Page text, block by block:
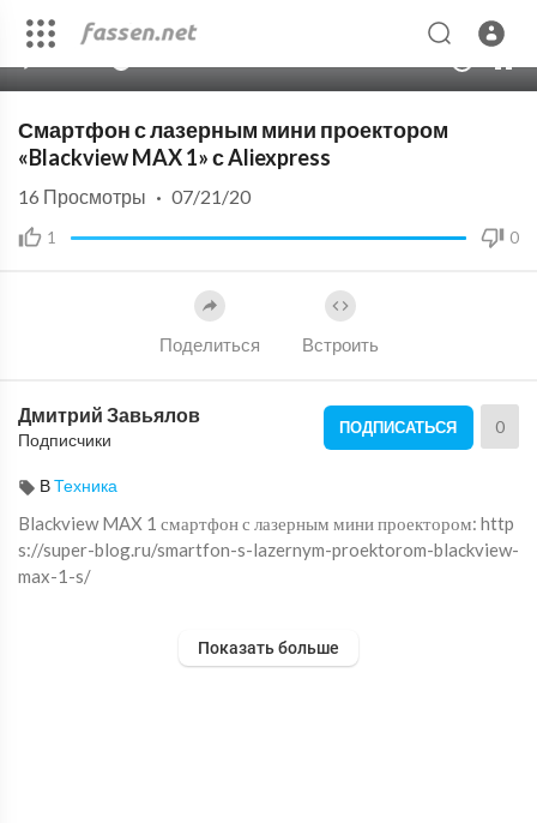
Смартфон с лазерным мини проектором
«Blackview MAX 1» с Aliexpress
1 0
16 Просмотры · 07/21/20
Поделиться Встроить
Дмитрий Завьялов
Подписчики
ПОДПИСАТЬСЯ 0
ВТехника
Blackview MAX 1 смартфон с лазерным мини проектором: http
s://super-blog.ru/smartfon-s-lazernym-proektorom-blackview-
max-1-s/
Показать больше